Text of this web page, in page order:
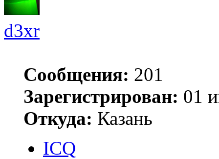
d3xr
Сообщения: 201
Зарегистрирован: 01
Откуда: Казань
ICQ